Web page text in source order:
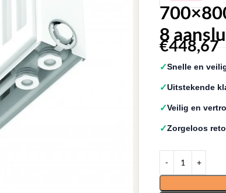
8
€448,67
✓Snelle en
✓Uitstekende
✓Veilig en
✓Zorgeloos